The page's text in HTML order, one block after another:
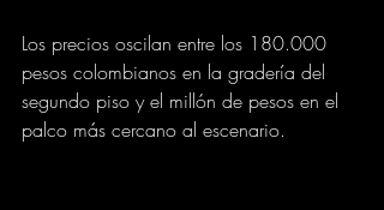
Los precios oscilan entre los 180.000
pesos colombianos en la gradería del
segundo piso y el millón de pesos en el
palco más cercano al escenario.